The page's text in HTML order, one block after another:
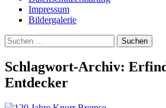
Impressum
Bildergalerie
Suchen
nach:
Schlagwort-Archiv:
Entdecker